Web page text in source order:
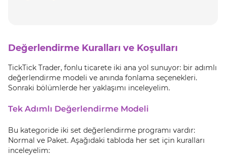
Değerlendirme Kuralları ve Koşulları
TickTick Trader, fonlu ticarete iki ana yol sunuyor: bir adımlı
değerlendirme modeli ve anında fonlama seçenekleri.
Sonraki bölümlerde her yaklaşımı inceleyelim.
Tek Adımlı Değerlendirme Modeli
Bu kategoride iki set değerlendirme programı vardır:
Normal ve Paket. Aşağıdaki tabloda her set için kuralları
inceleyelim: